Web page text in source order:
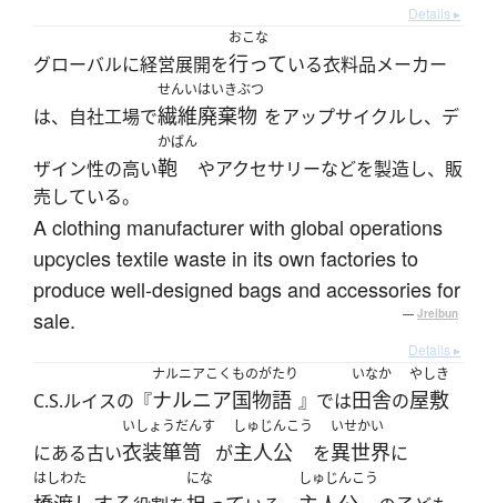
Details ▸
グローバルに経営展開を
おこな
行っている衣料品メーカー
は、自社工場で
せんいはいきぶつ
繊維廃棄物 をアップサイクルし、デ
ザイン性の高い
かばん
鞄
やアクセサリーなどを製造し、販
売している。
A clothing manufacturer with global operations
upcycles textile waste in its own factories to
produce well-designed bags and accessories for
sale.
— Jreibun
Details ▸
C.S.ルイスの『
ナルニアこくものがたり
ナルニア国物語 』では
いなか
田舎の
やしき
屋敷
にある古い
いしょうだんす
衣装箪笥 が
しゅじんこう
主人公 を
いせかい
異世界に
はしわた にな しゅじんこう